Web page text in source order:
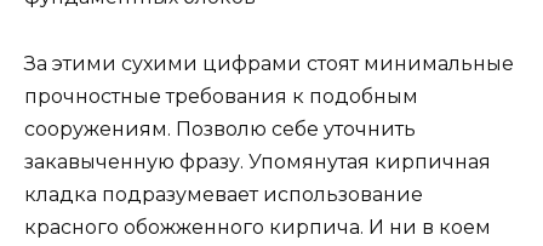
За этими сухими цифрами стоят минимальные
прочностные требования к подобным
сооружениям. Позволю себе уточнить
закавыченную фразу. Упомянутая кирпичная
кладка подразумевает использование
красного обожженного кирпича. И ни в коем